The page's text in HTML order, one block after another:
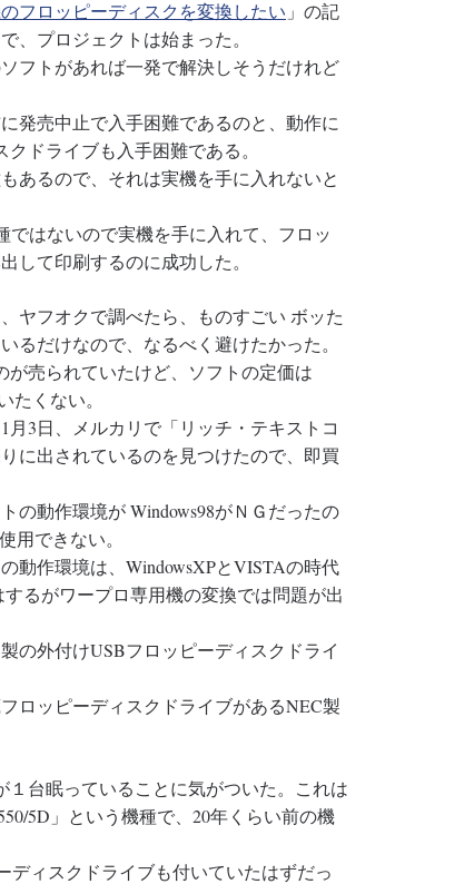
フロッピーディスクを変換したい 」の記
、プロジェクトは始まった。
フトがあれば一発で解決しそうだけれど
発売中止で入手困難であるのと、動作に
ドライブも入手困難である。
あるので、それは実機を手に入れないと
ではないので実機を手に入れて、フロッ
して印刷するのに成功した。
ヤフオクで調べたら、ものすごい ボッた
るだけなので、なるべく避けたかった。
売られていたけど、ソフトの定価は
たくない。
3日、メルカリで「リッチ・テキストコ
に出されているのを見つけたので、即買
の動作環境が Windows98がＮＧだったの
用できない。
動作環境は、WindowsXPとVISTAの時代
るがワープロ専用機の変換では問題が出
の外付けUSBフロッピーディスクドライ
ロッピーディスクドライブがあるNEC製
台眠っていることに気がついた。これは
5D」という機種で、20年くらい前の機
ディスクドライブも付いていたはずだっ